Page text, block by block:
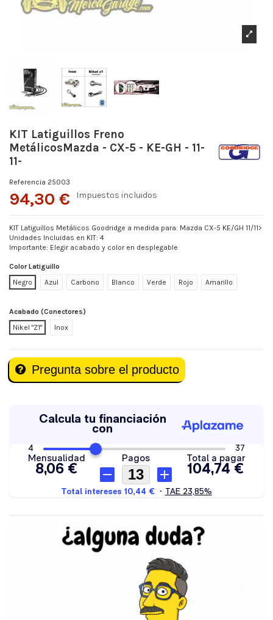
KIT Latiguillos Freno
MetálicosMazda - CX-5 - KE-GH - 11-
11-
Referencia 25003
94,30 € Impuestos incluidos
KIT Latiguillos Metálicos Goodridge a medida para: Mazda CX-5 KE/GH 11/11>
Unidades Incluidas en KIT: 4
Importante: Elegir acabado y color en desplegable
Color Latiguillo
Negro
Azul Carbono Blanco Verde Rojo Amarillo
Acabado (Conectores)
Nikel "Z1"
Inox
Pregunta sobre el producto